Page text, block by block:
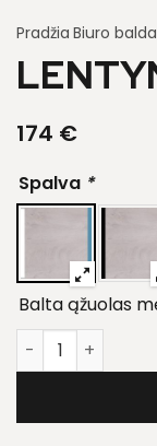
Pradžia Biuro
174 €
Spalva *
Balta ąžuolas
produkto kiekis: